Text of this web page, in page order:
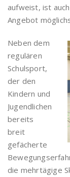
aufweist, ist
Angebot
Neben dem
regulären
Schulsport,
der den
Kindern und
Jugendlichen
bereits
breit
gefächerte
die mehrtägige